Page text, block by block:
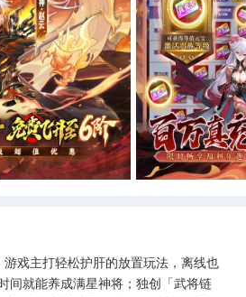
戏主打轻松护肝的放置玩法，离线也
间就能养成满星神将；独创「武将链